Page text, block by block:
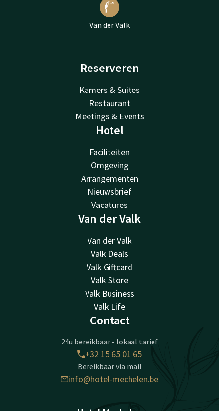
Van der Valk
Reserveren
Kamers & Suites
Restaurant
Meetings & Events
Hotel
Faciliteiten
Omgeving
Arrangementen
Nieuwsbrief
Vacatures
Van der Valk
Van der Valk
Valk Deals
Valk Giftcard
Valk Store
Valk Business
Valk Life
Contact
24u bereikbaar - lokaal tarief
+32 15 65 01 65
Bereikbaar via mail
info@hotel-mechelen.be